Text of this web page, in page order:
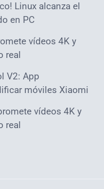
Linux alcanza el
en PC
vídeos 4K y
real
V2: App
móviles Xiaomi
vídeos 4K y
real